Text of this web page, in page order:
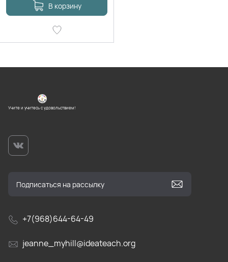
В корзину
Учите и учитесь с удовольствием!
+7(968)644-64-49
jeanne_myhill@ideateach.org